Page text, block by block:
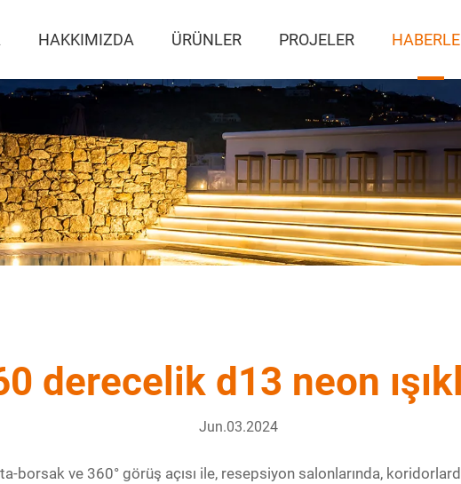
HAKKIMIZDA ÜRÜNLER PROJELER
derecelik d13 neon
Jun.03.2024
borsak ve 360° görüş açısı ile, resepsiyon salonlarında,